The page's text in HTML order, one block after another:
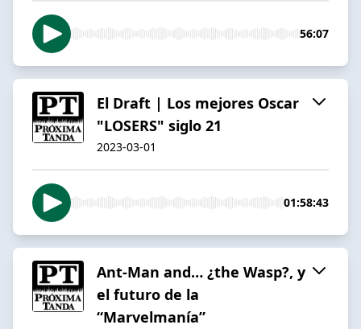
56:07
El Draft | Los mejores Oscar
"LOSERS" siglo 21
2023-03-01
01:58:43
Ant-Man and… ¿the Wasp?, y
el futuro de la
“Marvelmanía”